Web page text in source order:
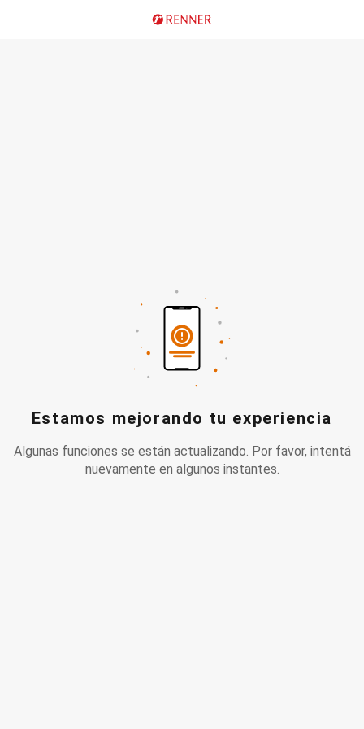
Estamos mejorando tu experiencia
Algunas funciones se están actualizando. Por favor, intentá
nuevamente en algunos instantes.